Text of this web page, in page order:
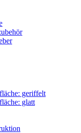
geriffelt
glatt